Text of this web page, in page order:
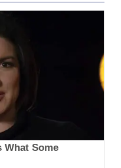
What Some